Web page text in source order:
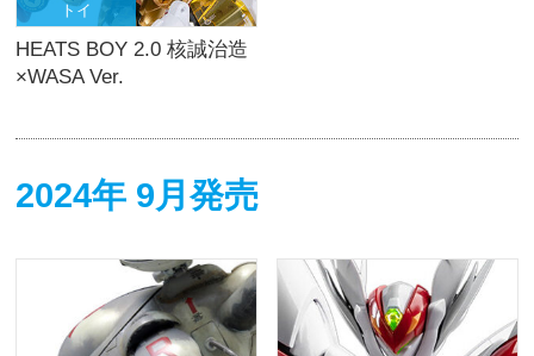
トイ
HEATS BOY 2.0 核誠治造
×WASA Ver.
2024年 9月発売